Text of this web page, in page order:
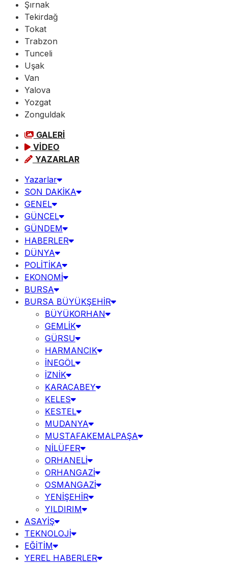
Şırnak
Tekirdağ
Tokat
Trabzon
Tunceli
Uşak
Van
Yalova
Yozgat
Zonguldak
GALERİ
VİDEO
YAZARLAR
Yazarlar
SON DAKİKA
GENEL
GÜNCEL
GÜNDEM
HABERLER
DÜNYA
POLİTİKA
EKONOMİ
BURSA
BURSA BÜYÜKŞEHİR
BÜYÜKORHAN
GEMLİK
GÜRSU
HARMANCIK
İNEGÖL
İZNİK
KARACABEY
KELES
KESTEL
MUDANYA
MUSTAFAKEMALPAŞA
NİLÜFER
ORHANELİ
ORHANGAZİ
OSMANGAZİ
YENİŞEHİR
YILDIRIM
ASAYİŞ
TEKNOLOJİ
EĞİTİM
YEREL HABERLER